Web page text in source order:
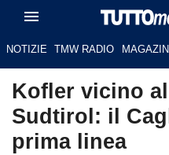
NOTIZIE TMW RADIO
Kofler vicino
Sudtirol: il
prima linea